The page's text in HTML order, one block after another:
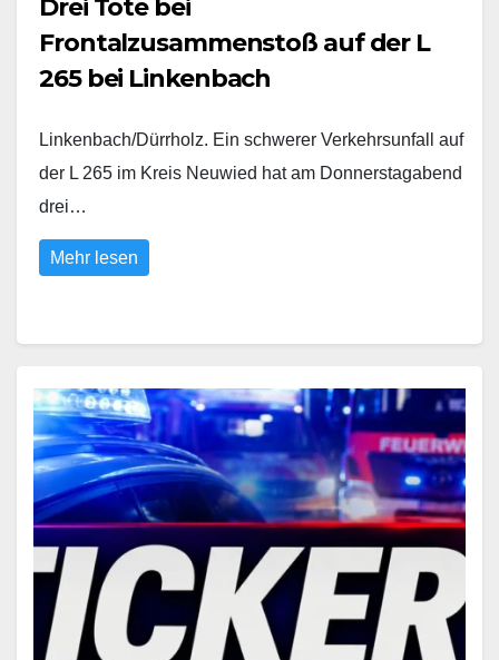
Drei Tote bei
Frontalzusammenstoß auf der L
265 bei Linkenbach
Linkenbach/Dürrholz. Ein schwerer Verkehrsunfall auf
der L 265 im Kreis Neuwied hat am Donnerstagabend
drei…
Mehr lesen